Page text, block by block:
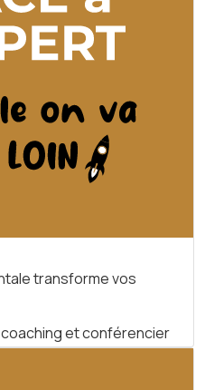
transforme vos
coaching et conférencier